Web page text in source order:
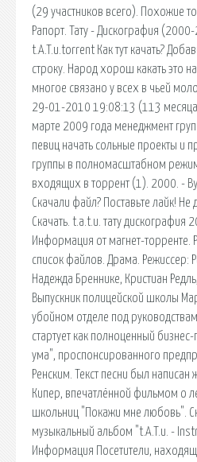
(29 участников всего). Похожие
Рапорт. Тату - Дискография (2000-
t.A.T.u.torrent Как тут качать?
строку. Народ хорош какать это
многое связано у всех в чьей
29-01-2010 19:08:13 (113 месяца
марте 2009 года менеджмент
певиц начать сольные проекты и
группы в полномасштабном
входящих в торрент (1). 2000. -
Скачали файл? Поставьте лайк! Не
Скачать. t.a.t.u. тату дискография
Информация от магнет-торренте.
список файлов. Драма. Режиссер:
Надежда Бреннике, Кристиан
Выпускник полицейской школы
убойном отделе под
стартует как полноценный
ума", проспонсированного
Ренским. Текст песни был написан
Кипер, впечатлённой фильмом о
школьниц "Покажи мне любовь".
музыкальный альбом "t.A.T.u. -
Информация Посетители,